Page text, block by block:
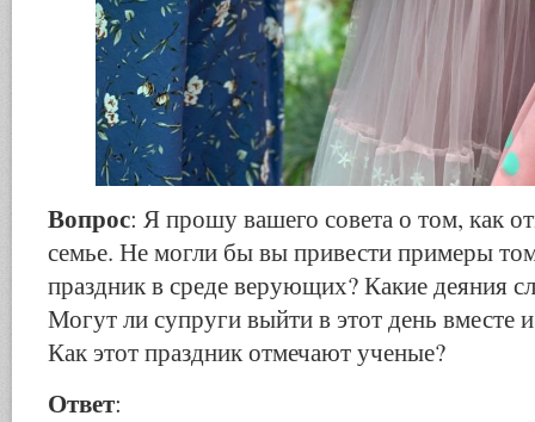
Вопрос: Я прошу вашего совета о том, как
семье. Не могли бы вы привести примеры
праздник в среде верующих? Какие деяния
Могут ли супруги выйти в этот день вместе
Как этот праздник отмечают ученые?
Ответ: